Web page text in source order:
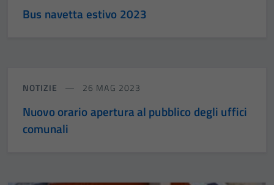
Bus navetta estivo 2023
NOTIZIE 26 MAG 2023
Nuovo orario apertura al pubblico degli uffici
comunali